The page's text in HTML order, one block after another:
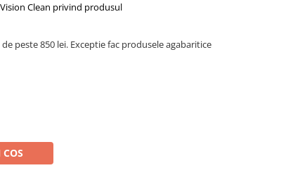
Clean privind produsul
peste 850 lei. Exceptie fac produsele agabaritice